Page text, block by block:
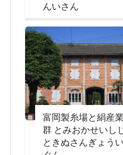
んいさん
富岡製糸場と絹産
群 とみおかせいし
ときぬさんぎょう